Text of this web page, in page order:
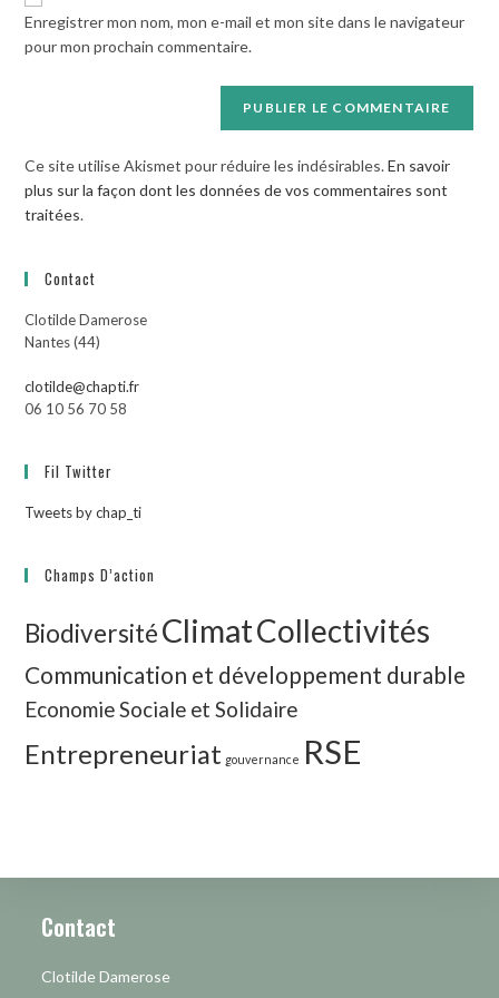
site
(facultatif)
Enregistrer mon nom, mon e-mail et mon site dans le navigateur
pour mon prochain commentaire.
Ce site utilise Akismet pour réduire les indésirables.En savoir
plus sur la façon dont les données de vos commentaires sont
traitées.
Contact
Clotilde Damerose
Nantes (44)
clotilde@chapti.fr
06 10 56 70 58
Fil Twitter
Tweets by chap_ti
Champs D’action
BiodiversitéClimatCollectivités
Communication et développement durable
Economie Sociale et Solidaire
Entrepreneuriat gouvernance RSE
Contact
Clotilde Damerose